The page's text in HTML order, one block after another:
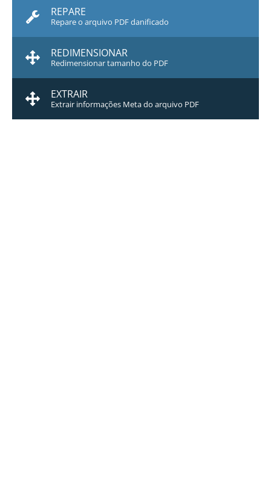
REPARE
Repare o arquivo PDF danificado
REDIMENSIONAR
Redimensionar tamanho do PDF
EXTRAIR
Extrair informações Meta do arquivo PDF